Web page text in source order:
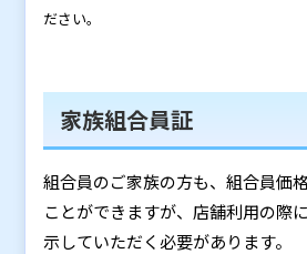
ださい。
家族組合員証
組合員のご家族の方も、組合員価
ことができますが、店舗利用の際
示していただく必要があります。